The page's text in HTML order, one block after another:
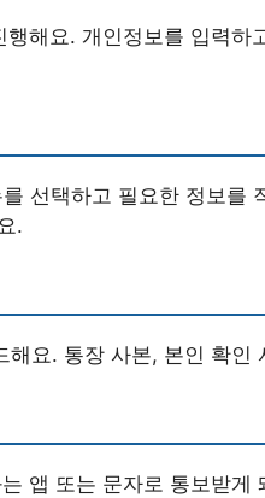
해요. 개인정보를 입력하
선택하고 필요한 정보를
.
해요. 통장 사본, 본인 확인
앱 또는 문자로 통보받